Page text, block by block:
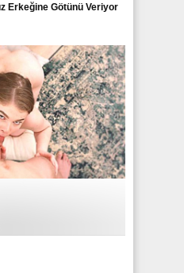
Erkeğine Götünü Veriyor